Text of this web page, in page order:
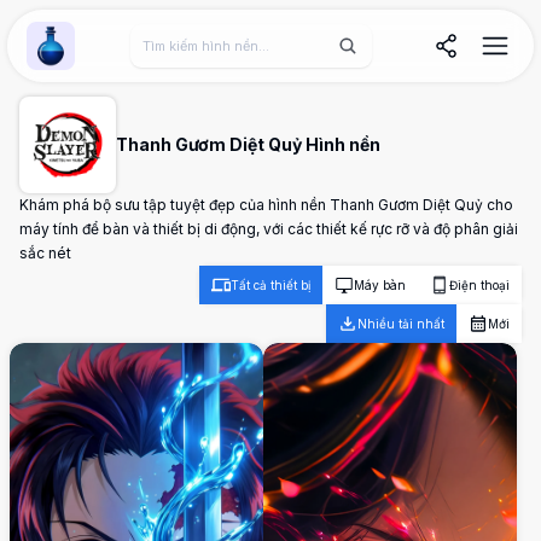
Wallpaper Alchemy
Thanh Gươm Diệt Quỷ Hình nền
Khám phá bộ sưu tập tuyệt đẹp của hình nền Thanh Gươm Diệt Quỷ cho
máy tính để bàn và thiết bị di động, với các thiết kế rực rỡ và độ phân giải
sắc nét
Tất cả thiết bị Máy bàn Điện thoại
Nhiều tải nhất Mới